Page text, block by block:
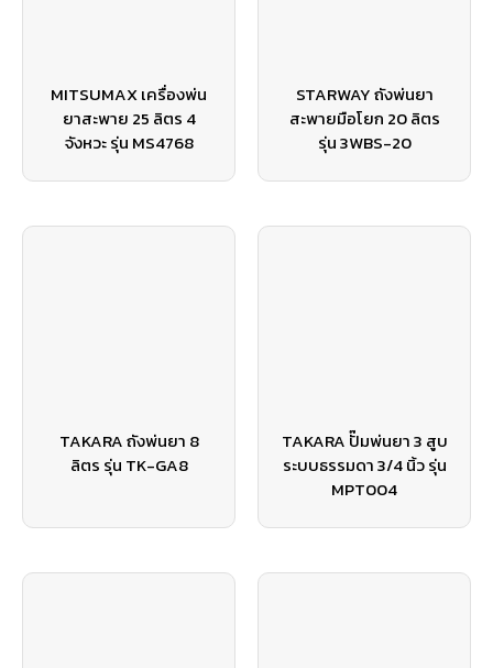
MITSUMAX เครื่องพ่น
ยาสะพาย 25 ลิตร 4
จังหวะ รุ่น MS4768
STARWAY ถังพ่นยา
สะพายมือโยก 20 ลิตร
รุ่น 3WBS-20
TAKARA ถังพ่นยา 8
ลิตร รุ่น TK-GA8
TAKARA ปั๊มพ่นยา 3 สูบ
ระบบธรรมดา 3/4 นิ้ว รุ่น
MPT004